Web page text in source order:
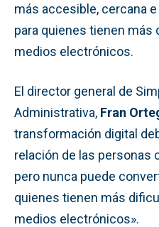
más accesible, cercana
para quienes tienen más
medios electrónicos.
El director general de
Administrativa, Fran
transformación digital
relación de las personas
pero nunca puede
quienes tienen más
medios electrónicos».